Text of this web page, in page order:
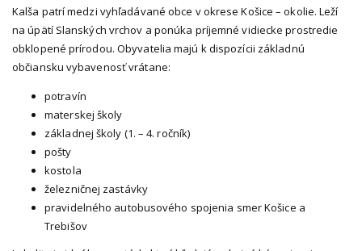
na úpätí Slanských vrchov a ponúka príjemné vidiecke prostredie
obklopené prírodou. Obyvatelia majú k dispozícii základnú
občiansku vybavenosť vrátane:
potravín
materskej školy
základnej školy (1. – 4. ročník)
pošty
kostola
železničnej zastávky
pravidelného autobusového spojenia smer Košice a
Trebišov
Lokalita je ideálna pre tých, ktorí hľadajú pokojné bývanie mimo